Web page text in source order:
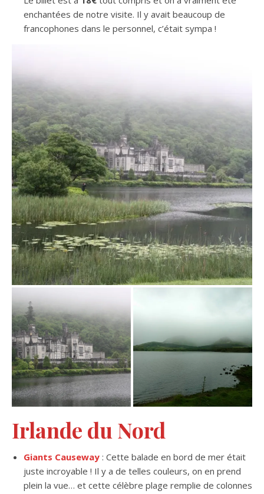
enchantées de notre visite. Il y avait beaucoup de
francophones dans le personnel, c’était sympa !
Irlande du Nord
Giants Causeway : Cette balade en bord de mer était
juste incroyable ! Il y a de telles couleurs, on en prend
plein la vue… et cette célèbre plage remplie de colonnes